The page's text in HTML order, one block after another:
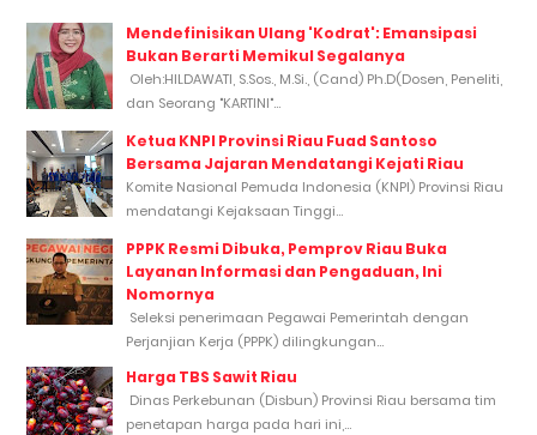
Mendefinisikan Ulang 'Kodrat': Emansipasi
Bukan Berarti Memikul Segalanya
Oleh:HILDAWATI, S.Sos., M.Si., (Cand) Ph.D(Dosen, Peneliti,
dan Seorang "KARTINI"...
Ketua KNPI Provinsi Riau Fuad Santoso
Bersama Jajaran Mendatangi Kejati Riau
Komite Nasional Pemuda Indonesia (KNPI) Provinsi Riau
mendatangi Kejaksaan Tinggi...
PPPK Resmi Dibuka, Pemprov Riau Buka
Layanan Informasi dan Pengaduan, Ini
Nomornya
Seleksi penerimaan Pegawai Pemerintah dengan
Perjanjian Kerja (PPPK) dilingkungan...
Harga TBS Sawit Riau
Dinas Perkebunan (Disbun) Provinsi Riau bersama tim
penetapan harga pada hari ini,...